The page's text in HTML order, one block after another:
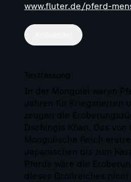
www.fluter.de/pferd-
Textfassung
In der Mongolei waren
Jahren für Kriegsherren
zeugen die
Dschingis Khan. Das
Mongolische Reich
Japanischen bis zum
Pferde wäre die
dieses Großreiches